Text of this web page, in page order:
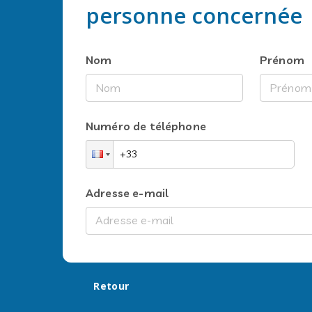
personne concernée
Nom Prénom
Numéro de téléphone
Adresse e-mail
Retour